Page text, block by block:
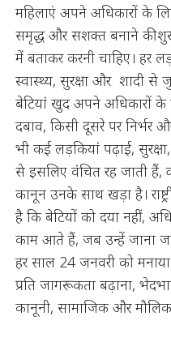
महिलाएं अपने अधिकारों के
समृद्ध और सशक्त बनाने की
में बताकर करनी चाहिए। हर
स्वास्थ्य, सुरक्षा और शादी
बेटियां खुद अपने अधिकारों के
दबाव, किसी दूसरे पर
भी कई लड़कियां पढ़ाई,
से इसलिए वंचित रह जाती हैं,
कानून उनके साथ खड़ा है।
है कि बेटियों को दया नहीं,
काम आते हैं, जब उन्हें जाना
हर साल 24 जनवरी को
प्रति जागरूकता बढ़ाना,
कानूनी, सामाजिक और मौलिक